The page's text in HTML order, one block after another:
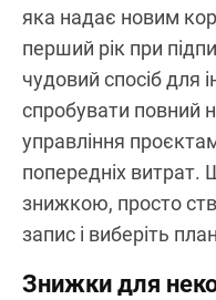
яка надає новим
перший рік при
чудовий спосіб для
спробувати повний
управління
попередніх витрат.
знижкою, просто
запис і виберіть
Знижки для